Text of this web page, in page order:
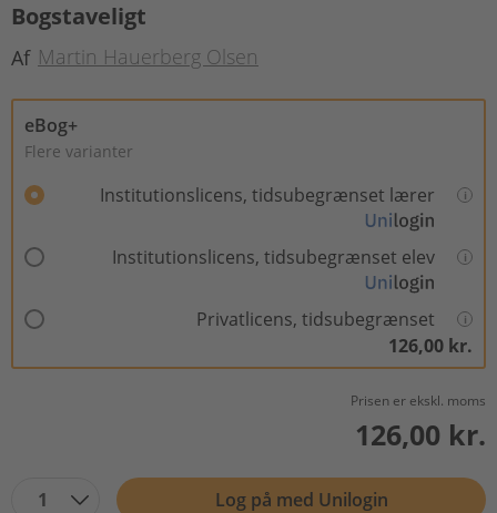
Bogstaveligt
Af Martin Hauerberg Olsen
eBog+
Flere varianter
Institutionslicens, tidsubegrænset lærer
Institutionslicens, tidsubegrænset elev
Privatlicens, tidsubegrænset
126,00 kr.
Prisen er ekskl. moms
126,00 kr.
1 Log på med Unilogin